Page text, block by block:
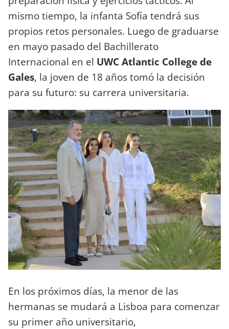
mismo tiempo, la infanta Sofía tendrá sus
propios retos personales. Luego de graduarse
en mayo pasado del Bachillerato
Internacional en el UWC Atlantic College de
Gales, la joven de 18 años tomó la decisión
para su futuro: su carrera universitaria.
En los próximos días, la menor de las
hermanas se mudará a Lisboa para comenzar
su primer año universitario,